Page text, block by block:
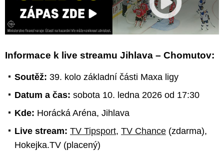
Informace k live streamu Jihlava – Chomutov:
Soutěž: 39. kolo základní části Maxa ligy
Datum a čas: sobota 10. ledna 2026 od 17:30
Kde: Horácká Aréna, Jihlava
Live stream: TV Tipsport, TV Chance (zdarma),
Hokejka.TV (placený)